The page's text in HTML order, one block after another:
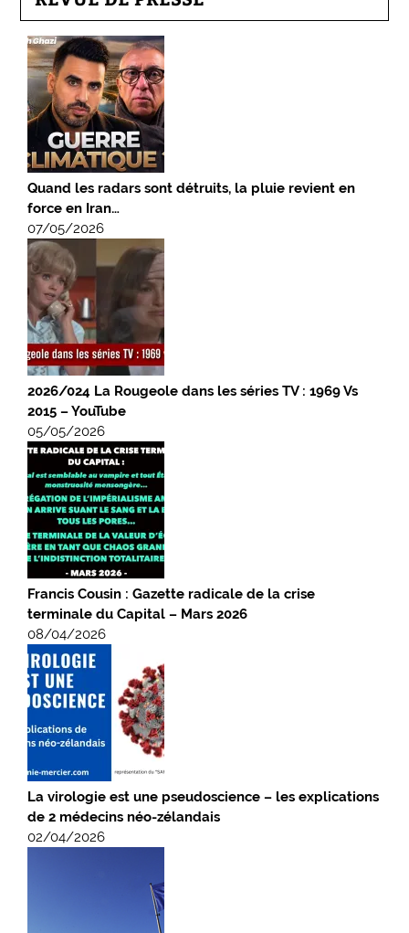
Quand les radars sont détruits, la pluie revient en
force en Iran…
07/05/2026
2026/024 La Rougeole dans les séries TV : 1969 Vs
2015 – YouTube
05/05/2026
Francis Cousin : Gazette radicale de la crise
terminale du Capital – Mars 2026
08/04/2026
La virologie est une pseudoscience – les explications
de 2 médecins néo-zélandais
02/04/2026